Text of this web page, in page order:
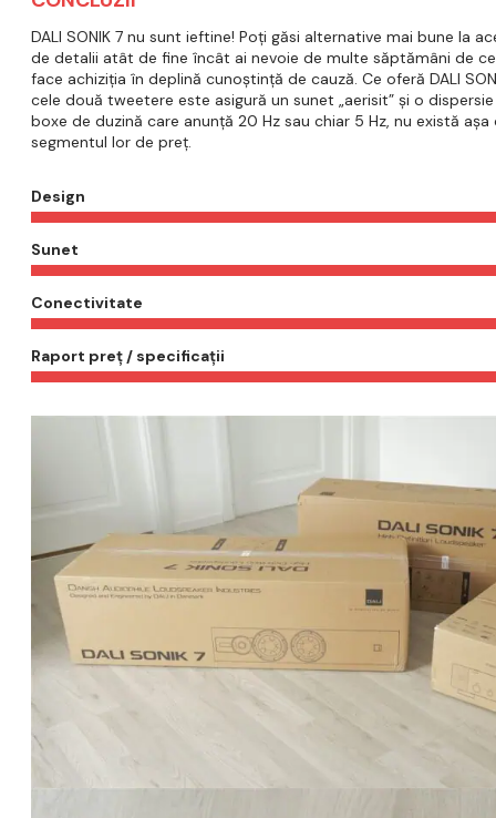
DALI SONIK 7 nu sunt ieftine! Poți găsi alternative mai bune la
de detalii atât de fine încât ai nevoie de multe săptămâni de
face achiziția în deplină cunoștință de cauză. Ce oferă DALI
cele două tweetere este asigură un sunet „aerisit” și o
boxe de duzină care anunță 20 Hz sau chiar 5 Hz, nu există
segmentul lor de preț.
Design
Sunet
Conectivitate
Raport preț / specificații